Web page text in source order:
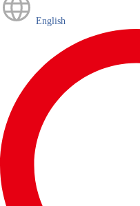
English